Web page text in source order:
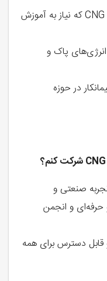
اپراتورهای شاغل در جایگاه‌های CNG که نیاز به آموزش
پاک و
در حوزه
CNGشرکت کنم؟
صنعتی و
و انجمن
قابل دسترس برای همه